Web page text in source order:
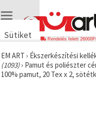
Sütiket
🍪 Cookie-
kat és
hasonló
Rendelés felett
EM ART › Ékszerkészítési
(1093)› Pamut és poliészter
100% pamut, 20 Tex x 2,